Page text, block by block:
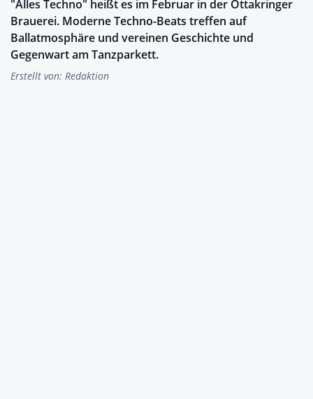
"Alles Techno" heißt es im Februar in der Ottakringer
Brauerei. Moderne Techno-Beats treffen auf
Ballatmosphäre und vereinen Geschichte und
Gegenwart am Tanzparkett.
Erstellt von: Redaktion